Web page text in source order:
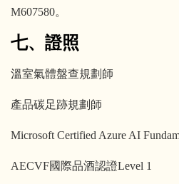
M607580。
七、 證照
溫室氣體盤查規劃師
產品碳足跡規劃師
Microsoft Certified Azure AI
AECVF國際品酒認證Level 1